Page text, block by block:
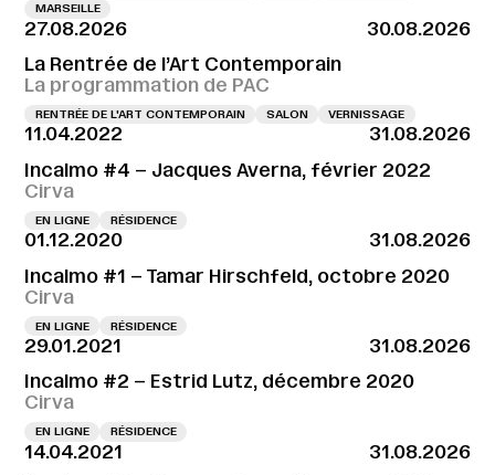
MARSEILLE
27.08.2026
30.08.2026
La Rentrée de l’Art Contemporain
La programmation de PAC
RENTRÉE DE L'ART CONTEMPORAIN SALON VERNISSAGE
11.04.2022
31.08.2026
Incalmo #4 – Jacques Averna, février 2022
Cirva
EN LIGNE RÉSIDENCE
01.12.2020
31.08.2026
Incalmo #1 – Tamar Hirschfeld, octobre 2020
Cirva
EN LIGNE RÉSIDENCE
29.01.2021
31.08.2026
Incalmo #2 – Estrid Lutz, décembre 2020
Cirva
EN LIGNE RÉSIDENCE
14.04.2021
31.08.2026